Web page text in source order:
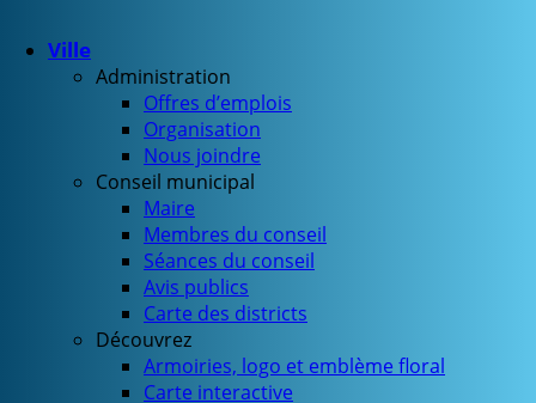
Ville
Administration
Offres d’emplois
Organisation
Nous joindre
Conseil municipal
Maire
Membres du conseil
Séances du conseil
Avis publics
Carte des districts
Découvrez
Armoiries, logo et emblème floral
Carte interactive